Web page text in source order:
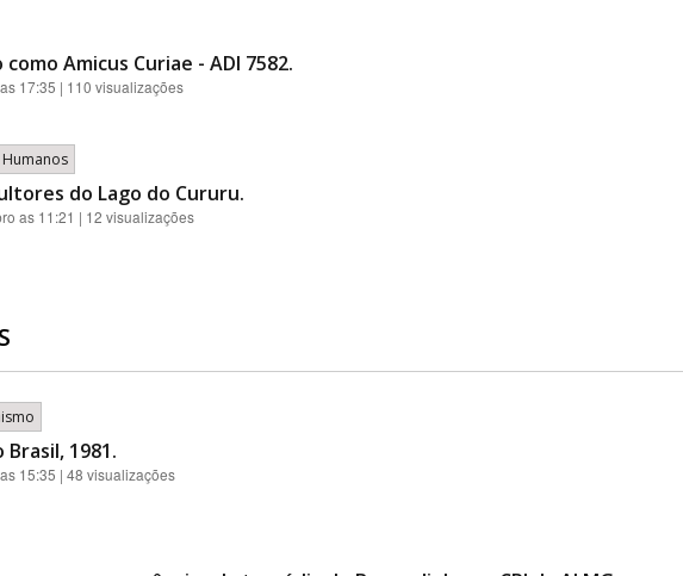
Amicus Curiae - ADI 7582.
17:35 | 110 visualizações
do Lago do Cururu.
as 11:21 | 12 visualizações
1981.
15:35 | 48 visualizações